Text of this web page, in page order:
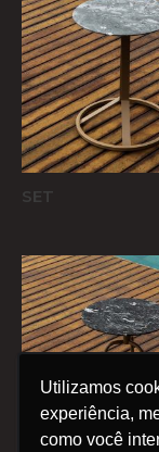
Utilizamos
experiência,
como você
Utilizamos
experiência,
como você
SET